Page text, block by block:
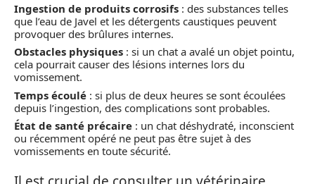
Ingestion de produits corrosifs : des substances telles
que l’eau de Javel et les détergents caustiques peuvent
provoquer des brûlures internes.
Obstacles physiques : si un chat a avalé un objet pointu,
cela pourrait causer des lésions internes lors du
vomissement.
Temps écoulé : si plus de deux heures se sont écoulées
depuis l’ingestion, des complications sont probables.
État de santé précaire : un chat déshydraté, inconscient
ou récemment opéré ne peut pas être sujet à des
vomissements en toute sécurité.